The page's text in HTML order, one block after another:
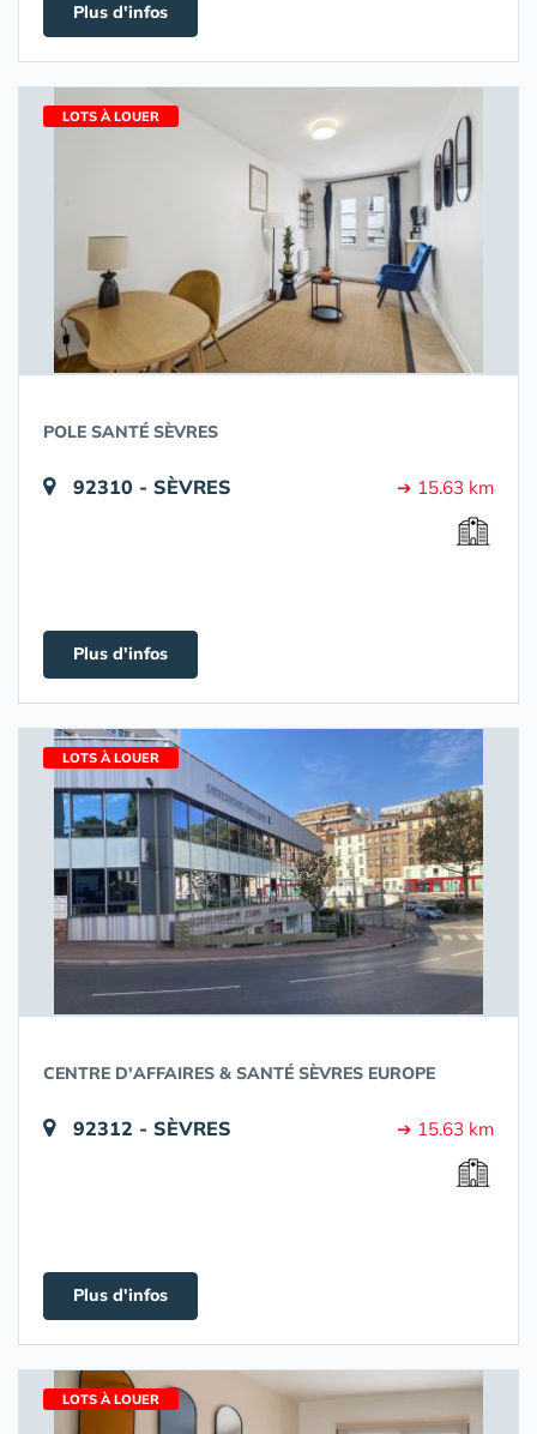
Plus d'infos
LOTS À LOUER
POLE SANTÉ SÈVRES
92310 - SÈVRES ➔ 15.63 km
Plus d'infos
LOTS À LOUER
CENTRE D'AFFAIRES & SANTÉ SÈVRES EUROPE
92312 - SÈVRES ➔ 15.63 km
Plus d'infos
LOTS À LOUER